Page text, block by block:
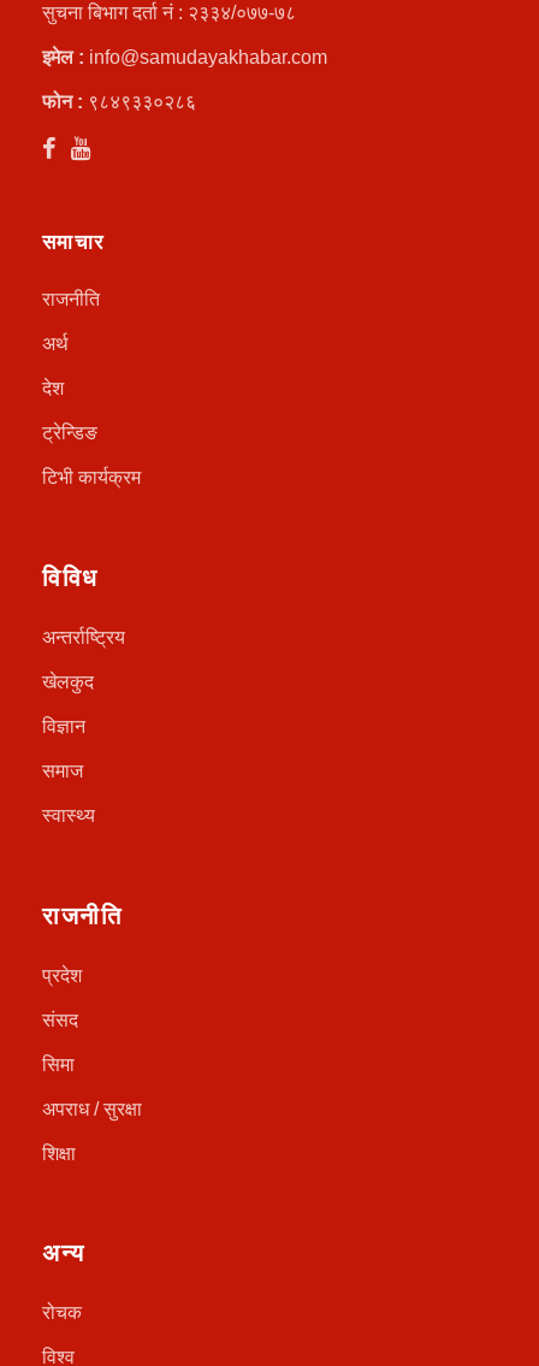
सुचना बिभाग दर्ता नं : २३३४/०७७-७८
इमेल : info@samudayakhabar.com
फोन : ९८४९३३०२८६
समाचार
राजनीति
अर्थ
देश
ट्रेन्डिङ
टिभी कार्यक्रम
विविध
अन्तर्राष्ट्रिय
खेलकुद
विज्ञान
समाज
स्वास्थ्य
राजनीति
प्रदेश
संसद
सिमा
अपराध / सुरक्षा
शिक्षा
अन्य
रोचक
विश्व